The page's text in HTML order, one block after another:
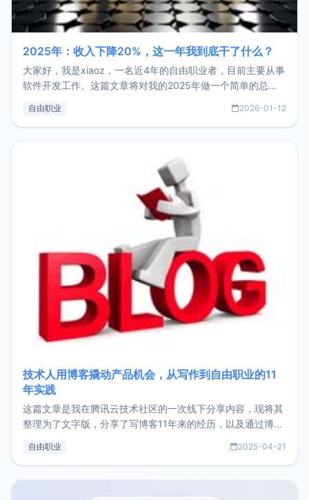
2025年：收入下降20%，这一年我到底干了什么？
大家好，我是xiaoz，一名近4年的自由职业者，目前主要从事
软件开发工作。这篇文章将对我的2025年做一个简单的总
收入下降20%，但却过得很充实，2026年不求突破，但求保
自由职业 2026-01-12
技术人用博客撬动产品机会，从写作到自由职业的11
年实践
这篇文章是我在腾讯云技术社区的一次线下分享内容，现将其
整理为了文字版，分享了写博客11年来的经历，以及通过博客
了我的首个产品ImgURL的真实数据和产品现状。自我介绍大
自由职业 2025-04-21